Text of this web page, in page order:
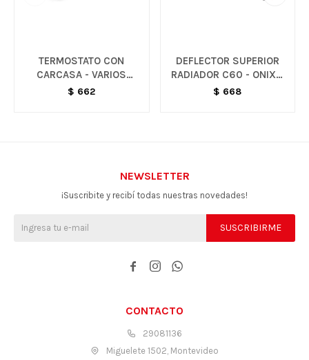
TERMOSTATO CON
CARCASA - VARIOS
MODELOS
$ 662
DEFLECTOR SUPERIOR
RADIADOR C60 - ONIX /
PRISMA
$ 668
CONTACTO
29081136
Miguelete 1502, Montevideo
NEWSLETTER
¡Suscribite y recibí todas nuestras novedades!
SUSCRIBIRME
  